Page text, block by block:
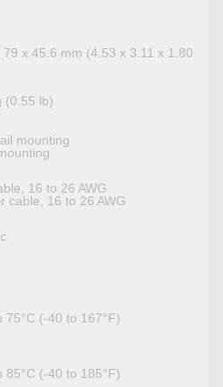
79 x 45.6 mm (4.53 x 3.11 x 1.80
(0.55 lb)
mounting
16 to 26 AWG
cable, 16 to 26 AWG
75°C (-40 to 167°F)
85°C (-40 to 185°F)